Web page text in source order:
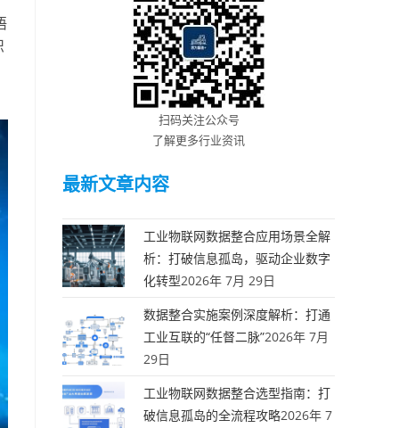
扫码关注公众号
了解更多行业资讯
最新文章内容
工业物联网数据整合应用场景全解
析：打破信息孤岛，驱动企业数字
化转型2026年 7月 29日
数据整合实施案例深度解析：打通
工业互联的“任督二脉”2026年 7月
29日
工业物联网数据整合选型指南：打
破信息孤岛的全流程攻略2026年 7